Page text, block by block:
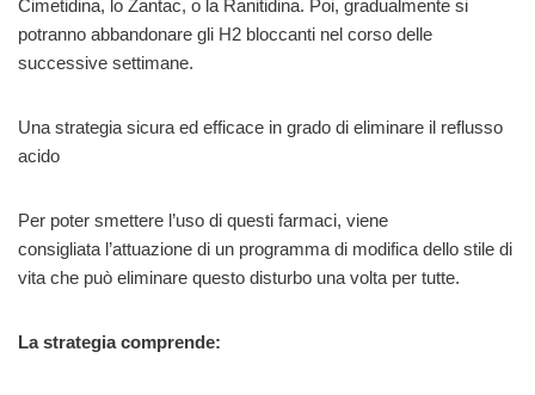
Cimetidina, lo Zantac, o la Ranitidina. Poi, gradualmente si
potranno abbandonare gli H2 bloccanti nel corso delle
successive settimane.
Una strategia sicura ed efficace in grado di eliminare il reflusso
acido
Per poter smettere l’uso di questi farmaci, viene
consigliata l’attuazione di un programma di modifica dello stile di
vita che può eliminare questo disturbo una volta per tutte.
La strategia comprende: